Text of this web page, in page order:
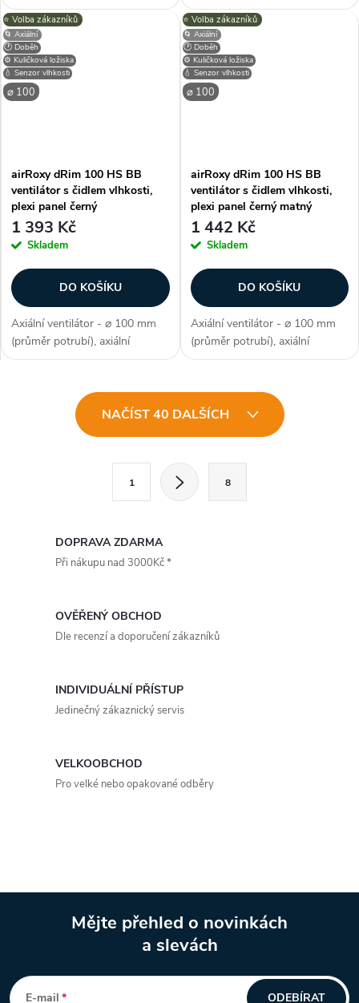
konstrukce, průtok vzduchu 93
m3/h, barva bílá, příkon 8 W,
napětí 230 V, krytí IP X2,
hlučnost 26 dB/A, max.
provozní...
konstrukce, průtok vzduchu 93
m3/h, barva béžová, příkon 8
W, napětí 230 V, krytí IP X2,
hlučnost 26 dB/A, max.
provozní...
🕐 Doběh
⚙️ Kuličková ložiska
💧 Senzor vlhkosti
⌀ 100
⭐️ Volba zákazníků
🌀 Axiální
airRoxy dRim 100 HS BB
ventilátor s čidlem vlhkosti,
plexi panel černý
1 393 Kč
Skladem
DO KOŠÍKU
Axiální ventilátor - ⌀ 100 mm
(průměr potrubí), axiální
konstrukce, průtok vzduchu 93
napětí 230 V, krytí IP X2,
hlučnost 26 dB/A, max.
🕐 Doběh
⚙️ Kuličková ložiska
💧 Senzor vlhkosti
⌀ 100
⭐️ Volba zákazníků
🌀 Axiální
airRoxy dRim 100 HS BB
ventilátor s čidlem vlhkosti,
plexi panel černý matný
1 442 Kč
Skladem
DO KOŠÍKU
Axiální ventilátor - ⌀ 100 mm
(průměr potrubí), axiální
konstrukce, průtok vzduchu 93
napětí 230 V, krytí IP X2,
hlučnost 26 dB/A, max.
p
u
NAČÍST 40 DALŠÍCH
1 8
DOPRAVA ZDARMA
Při nákupu nad 3000Kč *
OVĚŘENÝ OBCHOD
Dle recenzí a doporučení zákazníků
INDIVIDUÁLNÍ PŘÍSTUP
Jedinečný zákaznický servis
VELKOOBCHOD
Pro velké nebo opakované odběry
Mějte přehled o novinkách
a slevách
E-mail ODEBÍRAT